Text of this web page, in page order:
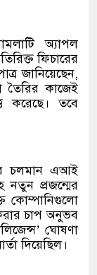
অ্যাপল
ফিচারের
জানিয়েছেন,
তৈরির কাজেই
করেছে। তবে
চলমান এআই
নতুন প্রজন্মের
কোম্পানিগুলো
চাপ অনুভব
ঘোষণা
দিয়েছিল।